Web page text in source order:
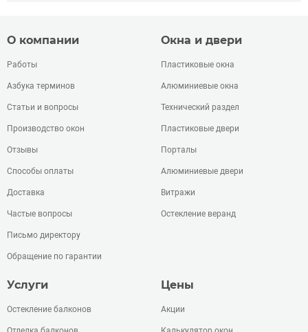
О компании
Работы
Азбука терминов
Статьи и вопросы
Производство окон
Отзывы
Способы оплаты
Доставка
Частые вопросы
Письмо директору
Обращение по гарантии
Окна и двери
Пластиковые окна
Алюминиевые окна
Технический раздел
Пластиковые двери
Порталы
Алюминиевые двери
Витражи
Остекление веранд
Услуги
Остекление балконов
Цены
Акции